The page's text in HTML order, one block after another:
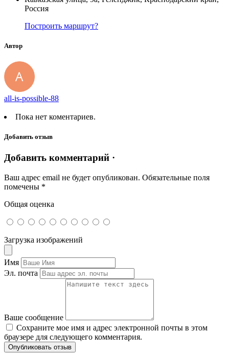
Россия
Построить маршрут?
Автор
all-is-possible-88
Пока нет коментариев.
Добавить отзыв
Добавить комментарий ·
Ваш адрес email не будет опубликован. Обязательные поля
помечены *
Общая оценка
Загрузка изображений
Имя
Эл. почта
Ваше сообщение
Сохраните мое имя и адрес электронной почты в этом
браузере для следующего комментария.
Опубликовать отзыв